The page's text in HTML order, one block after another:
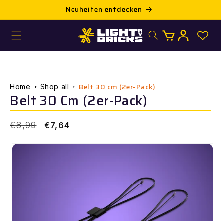
Inhalt
Neuheiten entdecken
Warenkorb
Einloggen
Home Shop all Belt 30 cm (2er-Pack)
Belt 30 Cm (2er-Pack)
Normaler
€8,99 Verkaufspreis
€7,64